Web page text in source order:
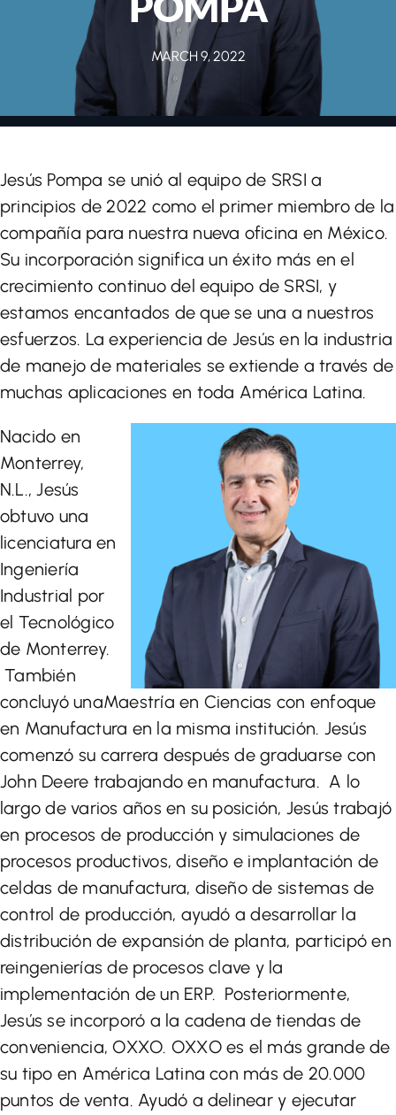
Let’s Talk
MARCH 9, 2022
Jesús Pompa se unió al equipo de SRSI a
principios de 2022 como el primer miembro de la
compañía para nuestra nueva oficina en México.
Su incorporación significa un éxito más en el
crecimiento continuo del equipo de SRSI, y
estamos encantados de que se una a nuestros
esfuerzos. La experiencia de Jesús en la industria
de manejo de materiales se extiende a través de
muchas aplicaciones en toda América Latina.
Nacido en
Monterrey,
N.L., Jesús
obtuvo una
licenciatura en
Ingeniería
Industrial por
el Tecnológico
de Monterrey.
También
concluyó unaMaestría en Ciencias con enfoque
en Manufactura en la misma institución. Jesús
comenzó su carrera después de graduarse con
John Deere trabajando en manufactura. A lo
largo de varios años en su posición, Jesús trabajó
en procesos de producción y simulaciones de
procesos productivos, diseño e implantación de
celdas de manufactura, diseño de sistemas de
control de producción, ayudó a desarrollar la
distribución de expansión de planta, participó en
reingenierías de procesos clave y la
implementación de un ERP. Posteriormente,
Jesús se incorporó a la cadena de tiendas de
conveniencia, OXXO. OXXO es el más grande de
su tipo en América Latina con más de 20.000
puntos de venta. Ayudó a delinear y ejecutar